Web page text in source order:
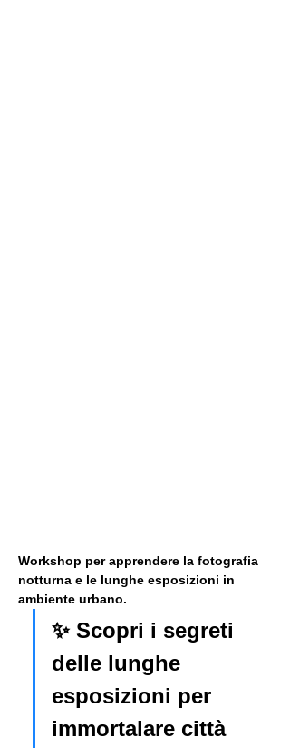
Workshop per apprendere la fotografia
notturna e le lunghe esposizioni in
ambiente urbano.
✨ Scopri i segreti
delle lunghe
esposizioni per
immortalare città